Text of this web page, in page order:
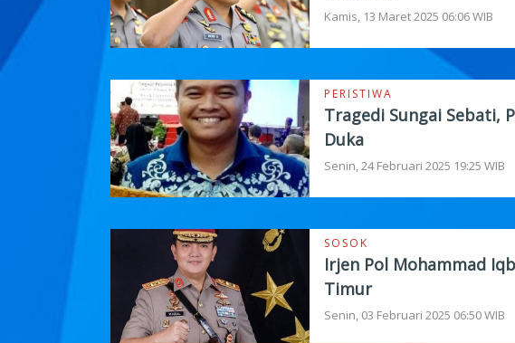
Kamis, 13 Maret 2025 06:06 WIB
PERISTIWA
Tragedi Sungai Sebati,
Duka
Senin, 24 Februari 2025 19:25 WIB
SOSOK
Irjen Pol Mohammad
Timur
Senin, 03 Februari 2025 06:50 WIB